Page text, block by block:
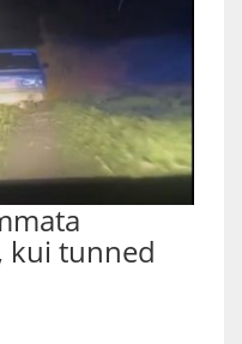
kui tunned